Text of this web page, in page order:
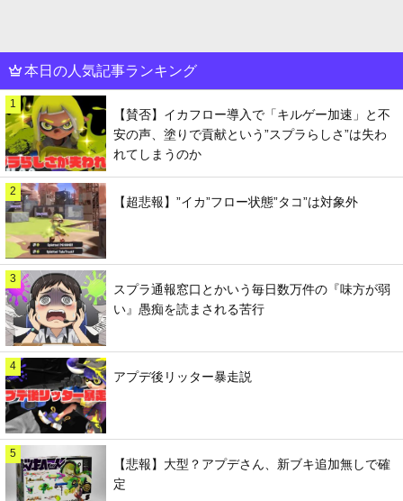
本日の人気記事ランキング
1
【賛否】イカフロー導入で「キルゲー加速」と不
安の声、塗りで貢献という”スプラらしさ”は失わ
れてしまうのか
2
【超悲報】”イカ”フロー状態”タコ”は対象外
3
スプラ通報窓口とかいう毎日数万件の『味方が弱
い』愚痴を読まされる苦行
4
アプデ後リッター暴走説
5
【悲報】大型？アプデさん、新ブキ追加無しで確
定